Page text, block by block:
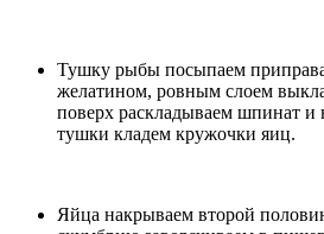
Тушку рыбы посыпаем
желатином, ровным слоем
поверх раскладываем шпинат и
тушки кладем кружочки яиц.
Яйца накрываем второй